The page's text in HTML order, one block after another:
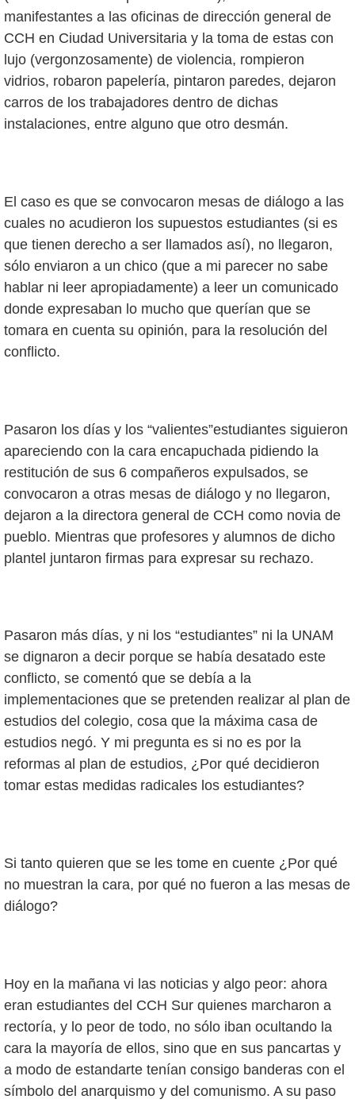
manifestantes a las oficinas de dirección general de
CCH en Ciudad Universitaria y la toma de estas con
lujo (vergonzosamente) de violencia, rompieron
vidrios, robaron papelería, pintaron paredes, dejaron
carros de los trabajadores dentro de dichas
instalaciones, entre alguno que otro desmán.
El caso es que se convocaron mesas de diálogo a las
cuales no acudieron los supuestos estudiantes (si es
que tienen derecho a ser llamados así), no llegaron,
sólo enviaron a un chico (que a mi parecer no sabe
hablar ni leer apropiadamente) a leer un comunicado
donde expresaban lo mucho que querían que se
tomara en cuenta su opinión, para la resolución del
conflicto.
Pasaron los días y los “valientes”estudiantes siguieron
apareciendo con la cara encapuchada pidiendo la
restitución de sus 6 compañeros expulsados, se
convocaron a otras mesas de diálogo y no llegaron,
dejaron a la directora general de CCH como novia de
pueblo. Mientras que profesores y alumnos de dicho
plantel juntaron firmas para expresar su rechazo.
Pasaron más días, y ni los “estudiantes” ni la UNAM
se dignaron a decir porque se había desatado este
conflicto, se comentó que se debía a la
implementaciones que se pretenden realizar al plan de
estudios del colegio, cosa que la máxima casa de
estudios negó. Y mi pregunta es si no es por la
reformas al plan de estudios, ¿Por qué decidieron
tomar estas medidas radicales los estudiantes?
Si tanto quieren que se les tome en cuente ¿Por qué
no muestran la cara, por qué no fueron a las mesas de
diálogo?
Hoy en la mañana vi las noticias y algo peor: ahora
eran estudiantes del CCH Sur quienes marcharon a
rectoría, y lo peor de todo, no sólo iban ocultando la
cara la mayoría de ellos, sino que en sus pancartas y
a modo de estandarte tenían consigo banderas con el
símbolo del anarquismo y del comunismo. A su paso